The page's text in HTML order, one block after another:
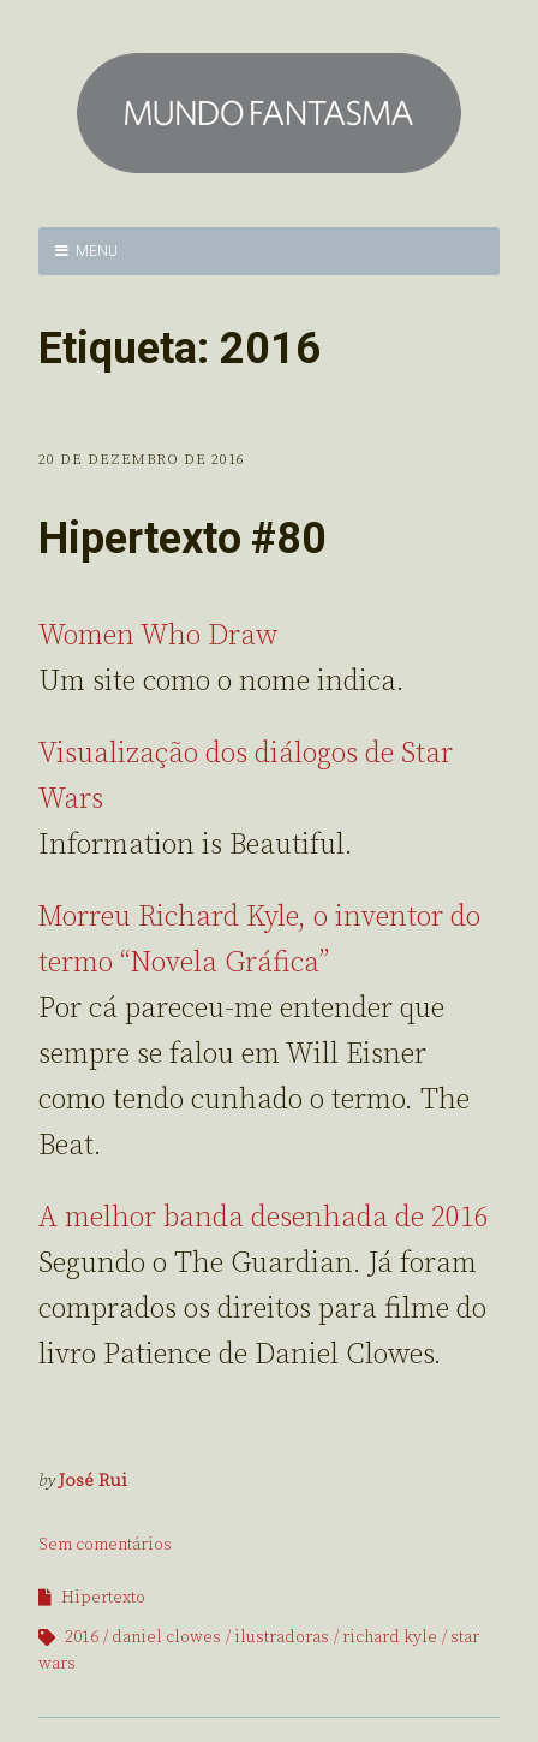
MENU
Etiqueta: 2016
20 DE DEZEMBRO DE 2016
Hipertexto #80
Women Who Draw
Um site como o nome indica.
Visualização dos diálogos de Star
Wars
Information is Beautiful.
Morreu Richard Kyle, o inventor do
termo “Novela Gráfica”
Por cá pareceu-me entender que
sempre se falou em Will Eisner
como tendo cunhado o termo. The
Beat.
A melhor banda desenhada de 2016
Segundo o The Guardian. Já foram
comprados os direitos para filme do
livro Patience de Daniel Clowes.
byJosé Rui
Sem comentários
Hipertexto
2016
daniel clowes ilustradoras richard kyle
star
wars